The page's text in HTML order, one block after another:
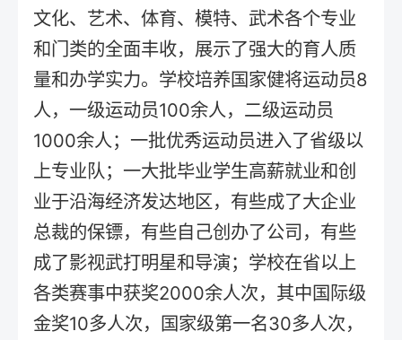
文化、艺术、体育、模特、武术各个专业
和门类的全面丰收，展示了强大的育人质
量和办学实力。学校培养国家健将运动员8
人，一级运动员100余人，二级运动员
1000余人；一批优秀运动员进入了省级以
上专业队；一大批毕业学生高薪就业和创
业于沿海经济发达地区，有些成了大企业
总裁的保镖，有些自己创办了公司，有些
成了影视武打明星和导演；学校在省以上
各类赛事中获奖2000余人次，其中国际级
金奖10多人次，国家级第一名30多人次，